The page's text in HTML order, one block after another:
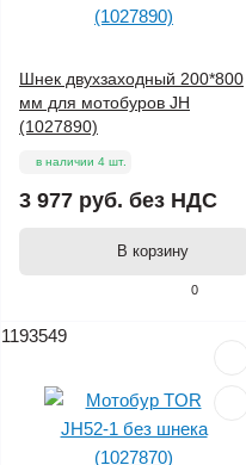
0
Шнек двухзаходный 200*800
мм для мотобуров JH
(1027890)
в наличии 4 шт.
3 977 руб. без НДС
В корзину
1193549